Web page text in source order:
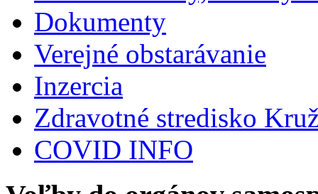
Dokumenty
Verejné obstarávanie
Inzercia
Zdravotné stredisko
COVID INFO